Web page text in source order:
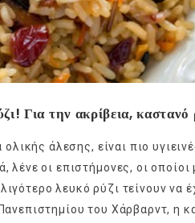
Για την ακρίβεια, καστανό
άλεσης, είναι πιο
οι επιστήμονες, οι οποίοι
λευκό ρύζι τείνουν να
του Χάρβαρντ, η